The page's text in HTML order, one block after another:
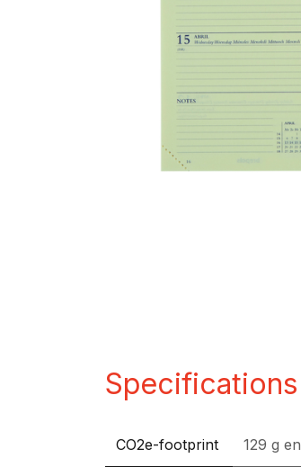
Specifications
CO2e-footprint 129 g en